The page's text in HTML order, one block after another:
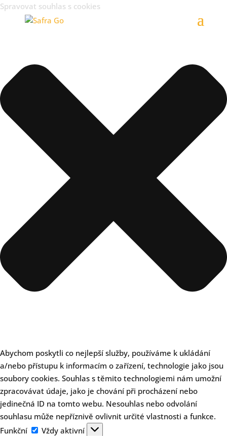
Spravovat souhlas s cookies
Abychom poskytli co nejlepší služby, používáme k ukládání
a/nebo přístupu k informacím o zařízení, technologie jako jsou
soubory cookies. Souhlas s těmito technologiemi nám umožní
zpracovávat údaje, jako je chování při procházení nebo
jedinečná ID na tomto webu. Nesouhlas nebo odvolání
souhlasu může nepříznivě ovlivnit určité vlastnosti a funkce.
Funkční
Funkční
Vždy aktivní